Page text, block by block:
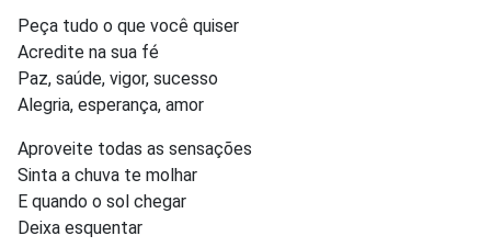
Peça tudo o que você quiser
Acredite na sua fé
Paz, saúde, vigor, sucesso
Alegria, esperança, amor
Aproveite todas as sensações
Sinta a chuva te molhar
E quando o sol chegar
Deixa esquentar